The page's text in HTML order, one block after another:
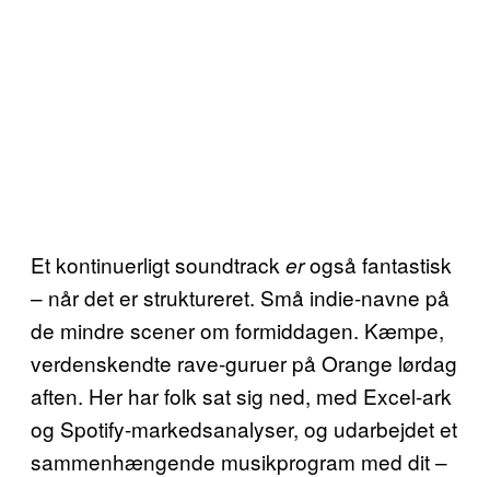
Et kontinuerligt soundtrack erogså fantastisk
– når det er struktureret. Små indie-navne på
de mindre scener om formiddagen. Kæmpe,
verdenskendte rave-guruer på Orange lørdag
aften. Her har folk sat sig ned, med Excel-ark
og Spotify-markedsanalyser, og udarbejdet et
sammenhængende musikprogram med dit –